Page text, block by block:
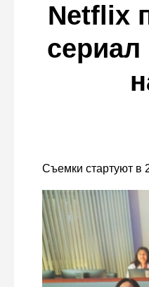
Netflix
Съемки стартуют в